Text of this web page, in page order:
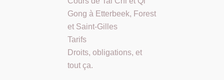
Gong à Etterbeek, Forest
et Saint-Gilles
Tarifs
Droits, obligations, et
tout ça.